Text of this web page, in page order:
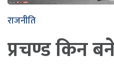
राजनीति
प्रचण्ड किन